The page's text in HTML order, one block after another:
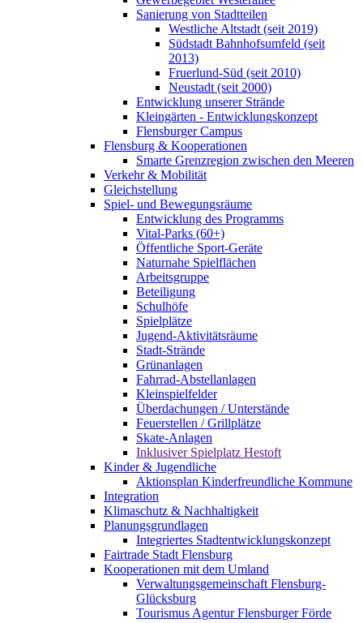
Sanierung von Stadtteilen
Westliche Altstadt (seit 2019)
Südstadt Bahnhofsumfeld (seit
2013)
Fruerlund-Süd (seit 2010)
Neustadt (seit 2000)
Entwicklung unserer Strände
Kleingärten - Entwicklungskonzept
Flensburger Campus
Flensburg & Kooperationen
Smarte Grenzregion zwischen den Meeren
Verkehr & Mobilität
Gleichstellung
Spiel- und Bewegungsräume
Entwicklung des Programms
Vital-Parks (60+)
Öffentliche Sport-Geräte
Naturnahe Spielflächen
Arbeitsgruppe
Beteiligung
Schulhöfe
Spielplätze
Jugend-Aktivitätsräume
Stadt-Strände
Grünanlagen
Fahrrad-Abstellanlagen
Kleinspielfelder
Überdachungen / Unterstände
Feuerstellen / Grillplätze
Skate-Anlagen
Inklusiver Spielplatz Hestoft
Kinder & Jugendliche
Aktionsplan Kinderfreundliche Kommune
Integration
Klimaschutz & Nachhaltigkeit
Planungsgrundlagen
Integriertes Stadtentwicklungskonzept
Fairtrade Stadt Flensburg
Kooperationen mit dem Umland
Verwaltungsgemeinschaft Flensburg-
Glücksburg
Tourismus Agentur Flensburger Förde